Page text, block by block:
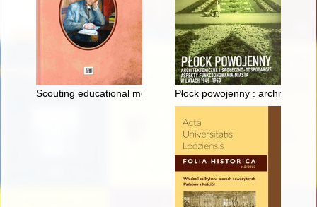
Scouting educational model in the journalism of Zofia Kossak
Płock powojenny :